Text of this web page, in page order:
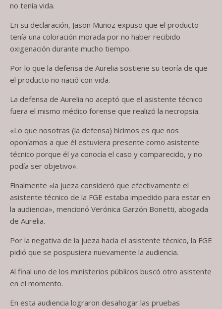
no tenía vida.
En su declaración, Jason Muñoz expuso que el producto
tenía una coloración morada por no haber recibido
oxigenación durante mucho tiempo.
Por lo que la defensa de Aurelia sostiene su teoría de que
el producto no nació con vida.
La defensa de Aurelia no aceptó que el asistente técnico
fuera el mismo médico forense que realizó la necropsia.
«Lo que nosotras (la defensa) hicimos es que nos
oponíamos a que él estuviera presente como asistente
técnico porque él ya conocía el caso y comparecido, y no
podía ser objetivo».
Finalmente «la jueza consideró que efectivamente el
asistente técnico de la FGE estaba impedido para estar en
la audiencia», mencionó Verónica Garzón Bonetti, abogada
de Aurelia.
Por la negativa de la jueza hacía el asistente técnico, la FGE
pidió que se pospusiera nuevamente la audiencia.
Al final uno de los ministerios públicos buscó otro asistente
en el momento.
En esta audiencia lograron desahogar las pruebas